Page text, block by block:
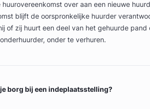
over aan een nieuwe
blijft de oorspronkelijke huurder
of zij huurt een deel van het gehuurde pand
onder te verhuren.
borg bij een indeplaatsstelling?